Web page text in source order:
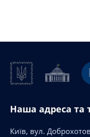
Наша адреса та
Київ, вул.